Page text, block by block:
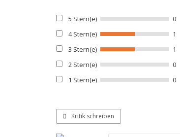
5 Stern(e)
0
4 Stern(e)
1
3 Stern(e)
1
2 Stern(e)
0
1 Stern(e)
0
Kritik schreiben